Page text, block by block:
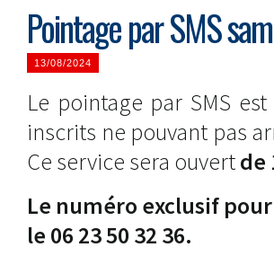
Pointage par SMS
13/08/2024
Le pointage par SMS
inscrits ne pouvant pas
Ce service sera ouvertde
Le numéro exclusif
le 06 23 50 32 36.